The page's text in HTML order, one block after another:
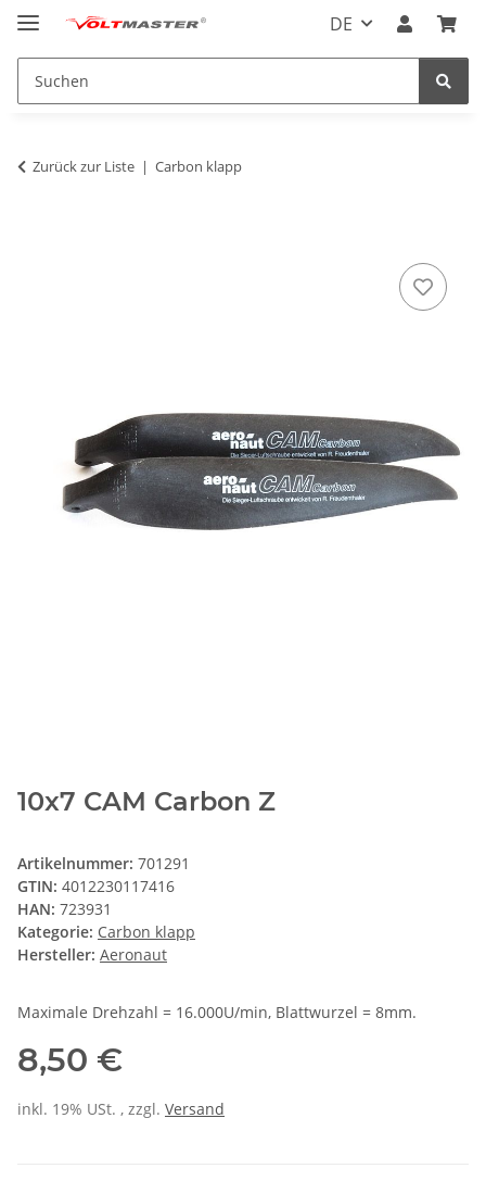
DE
Zurück zur Liste Carbon klapp
10x7 CAM Carbon Z
Artikelnummer: 701291
GTIN: 4012230117416
HAN: 723931
Kategorie: Carbon klapp
Hersteller: Aeronaut
Maximale Drehzahl = 16.000U/min, Blattwurzel = 8mm.
8,50 €
inkl. 19% USt. , zzgl. Versand